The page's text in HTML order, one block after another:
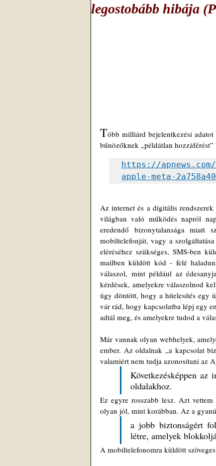
legostobább hibája
Több milliárd bejelentkezési
bűnözőknek „példátlan
https://
apple-meta-
Az internet és a digitális
világban való működés napról
eredendő bizonytalansága miatt
mobiltelefonját, vagy a
eléréséhez szükséges, SMS-ben
mailben küldött kód - felé
válaszol, mint például az
kérdések, amelyekre válaszolnod
úgy döntött, hogy a hitelesítés egy
vár rád, hogy kapcsolatba lépj egy
adtál meg, és amelyekre tudod a
Már vannak olyan webhelyek,
ember. Az oldalnak „a kapcsolat
valamiért nem tudja azonosítani az
Következésképpen az
oldalakhoz.
Ez egyre rosszabb lesz. Azt
olyan jól, mint korábban. Az a
a jobb biztonságért
létre, amelyek
A mobiltelefonomra küldött